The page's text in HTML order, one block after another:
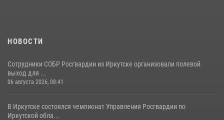
НОВОСТИ
Сотрудники СОБР Росгвардии из Иркутске организовали полевой
выход для ...
06 августа 2026, 08:41
В Иркутске состоялся чемпионат Управления Росгвардии по
Иркутской обла...